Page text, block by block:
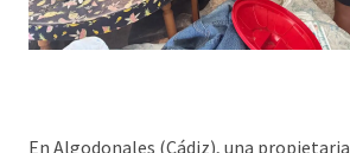
En Algodonales (Cádiz), una propietaria